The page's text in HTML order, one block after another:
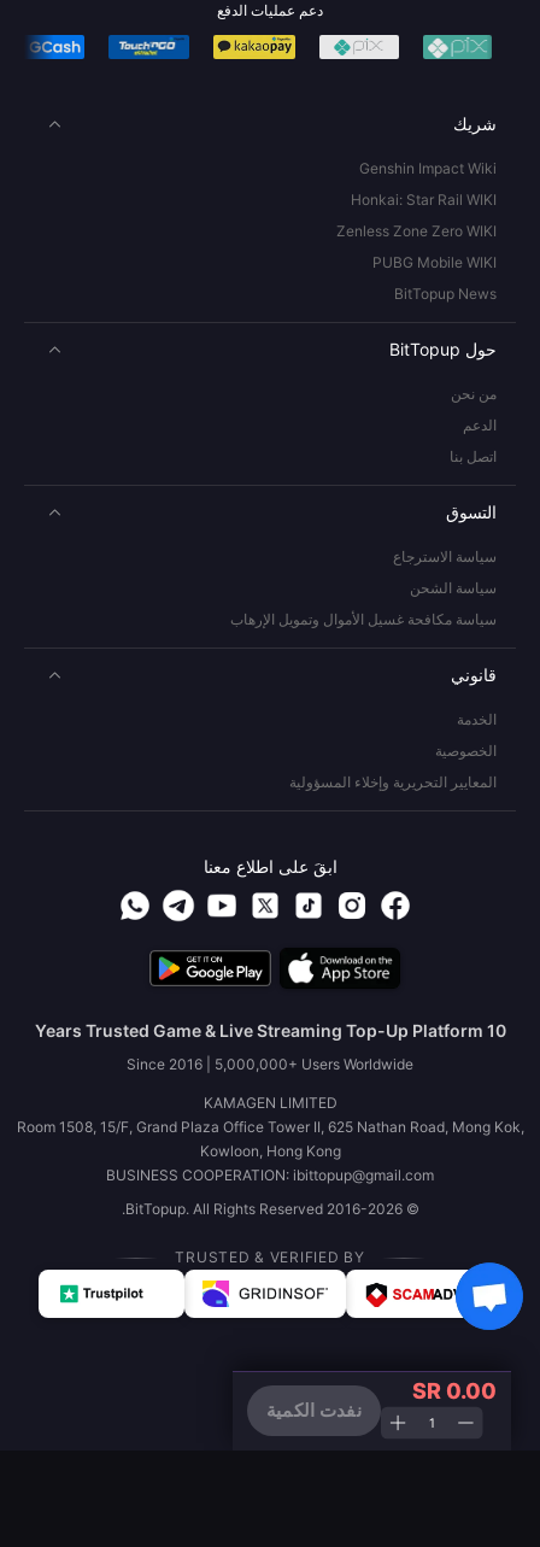
SR 0.00
نفدت الكمية
دعم عمليات الدفع
شريك
Genshin Impact Wiki
Honkai: Star Rail WIKI
Zenless Zone Zero WIKI
PUBG Mobile WIKI
BitTopup News
حول BitTopup
من نحن
الدعم
اتصل بنا
التسوق
سياسة الاسترجاع
سياسة الشحن
سياسة مكافحة غسيل الأموال وتمويل الإرهاب
قانوني
الخدمة
الخصوصية
المعايير التحريرية وإخلاء المسؤولية
ابقَ على اطلاع معنا
10 Years Trusted Game & Live Streaming Top-Up Platform
Since 2016 | 5,000,000+ Users Worldwide
KAMAGEN LIMITED
Room 1508, 15/F, Grand Plaza Office Tower II, 625 Nathan Road, Mong Kok,
Kowloon, Hong Kong
BUSINESS COOPERATION: ibittopup@gmail.com
© 2016-2026 BitTopup. All Rights Reserved.
TRUSTED & VERIFIED BY